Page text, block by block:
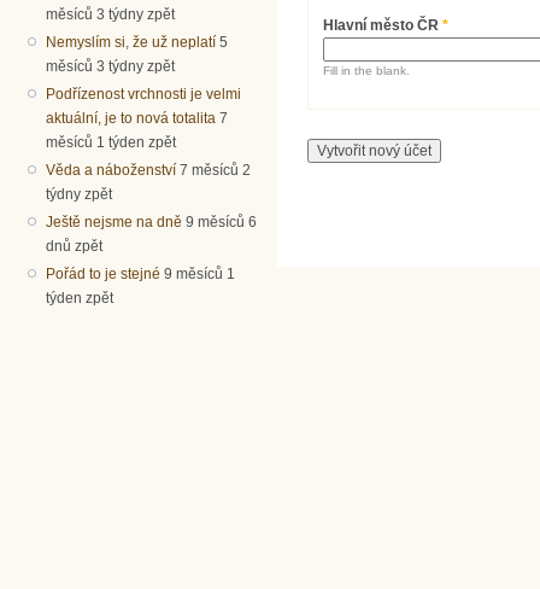
měsíců 3 týdny zpět
Nemyslím si, že už neplatí 5
měsíců 3 týdny zpět
Podřízenost vrchnosti je velmi
aktuální, je to nová totalita 7
měsíců 1 týden zpět
Věda a náboženství 7 měsíců 2
týdny zpět
Ještě nejsme na dně 9 měsíců 6
dnů zpět
Pořád to je stejné 9 měsíců 1
týden zpět
Hlavní město ČR*
Fill in the blank.